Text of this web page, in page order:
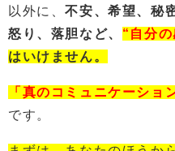
以外に、不安、希望、秘
怒り、落胆など、 “自分の
はいけません。
「真のコミュニケーショ
です。